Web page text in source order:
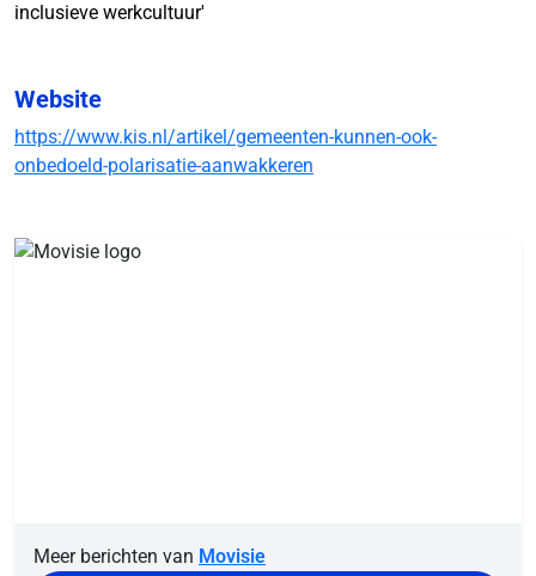
inclusieve werkcultuur'
Website
https://www.kis.nl/artikel/gemeenten-kunnen-ook-
onbedoeld-polarisatie-aanwakkeren
Meer berichten van Movisie